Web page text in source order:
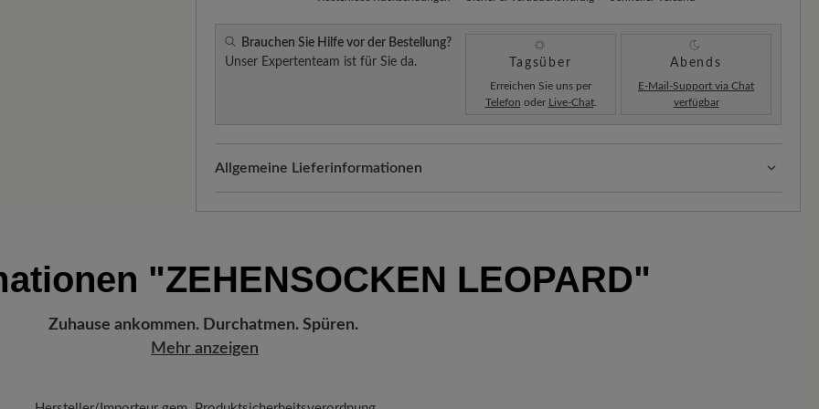
Brauchen Sie Hilfe vor der Bestellung?
Unser Expertenteam ist für Sie da.
Tagsüber
Erreichen Sie uns per
Telefon oder Live-Chat.
Abends
E-Mail-Support via Chat
verfügbar
Allgemeine Lieferinformationen
verlassen hat, erhalten Sie eine Versandbestätigung. Mit der beigefügten
Sendungsnummer können Sie genau nachverfolgen, wo sich Ihr neues BÄR
"ZEHENSOCKEN LEOPARD"
Zuhause ankommen. Durchatmen. Spüren.
Mehr anzeigen